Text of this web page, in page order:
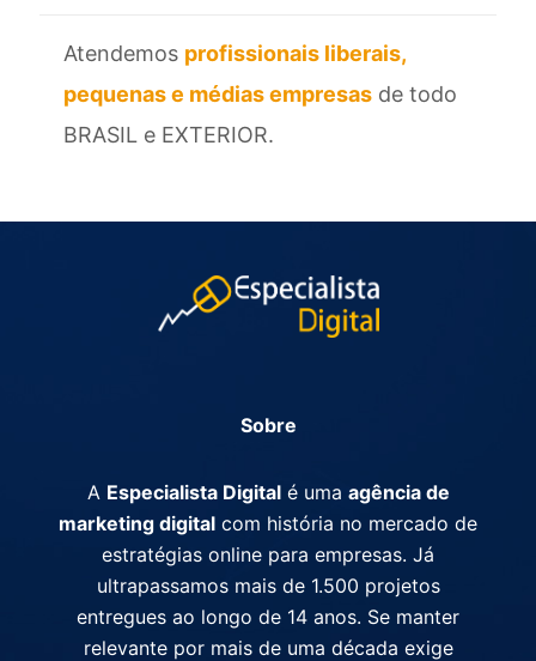
Atendemos profissionais liberais,
pequenas e médias empresas de todo
BRASIL e EXTERIOR.
Sobre
A Especialista Digitalé uma agência de
marketing digital com história no mercado de
estratégias online para empresas. Já
ultrapassamos mais de 1.500 projetos
entregues ao longo de 14 anos. Se manter
relevante por mais de uma década exige